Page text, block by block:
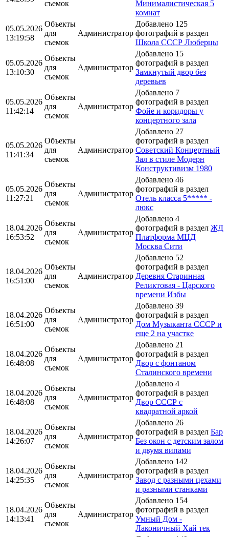
съемок
Минималистическая 5
комнат
05.05.2026
13:19:58
Объекты
для
съемок
Администратор
Добавлено 125
фотографий в раздел
Школа CCCР Люберцы
05.05.2026
13:10:30
Объекты
для
съемок
Администратор
Добавлено 15
фотографий в раздел
Замкнутый двор без
деревьев
05.05.2026
11:42:14
Объекты
для
съемок
Администратор
Добавлено 7
фотографий в раздел
Фойе и коридоры у
концертного зала
05.05.2026
11:41:34
Объекты
для
съемок
Администратор
Добавлено 27
фотографий в раздел
Советский Концертный
Зал в стиле Модерн
Конструктивизм 1980
05.05.2026
11:27:21
Объекты
для
съемок
Администратор
Добавлено 46
фотографий в раздел
Отель класса 5***** -
люкс
18.04.2026
16:53:52
Объекты
для
съемок
Администратор
Добавлено 4
фотографий в раздел ЖД
Платформа МЦД
Москва Сити
18.04.2026
16:51:00
Объекты
для
съемок
Администратор
Добавлено 52
фотографий в раздел
Деревня Старинная
Реликтовая - Царского
времени Избы
18.04.2026
16:51:00
Объекты
для
съемок
Администратор
Добавлено 39
фотографий в раздел
Дом Музыканта СССР и
еще 2 на участке
18.04.2026
16:48:08
Объекты
для
съемок
Администратор
Добавлено 21
фотографий в раздел
Двор с фонтаном
Сталинского времени
18.04.2026
16:48:08
Объекты
для
съемок
Администратор
Добавлено 4
фотографий в раздел
Двор СССР с
квадратной аркой
18.04.2026
14:26:07
Объекты
для
съемок
Администратор
Добавлено 26
фотографий в раздел Бар
Без окон с детским залом
и двумя випами
18.04.2026
14:25:35
Объекты
для
съемок
Администратор
Добавлено 142
фотографий в раздел
Завод с разными цехами
и разными станками
18.04.2026
14:13:41
Объекты
для
съемок
Администратор
Добавлено 154
фотографий в раздел
Умный Дом -
Лаконичный Хай тек